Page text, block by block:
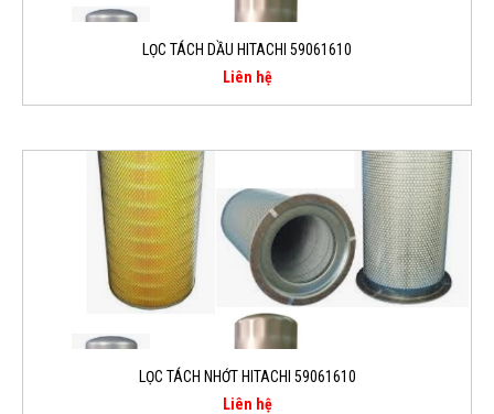
LỌC TÁCH DẦU HITACHI 59061610
Liên hệ
LỌC TÁCH NHỚT HITACHI 59061610
Liên hệ